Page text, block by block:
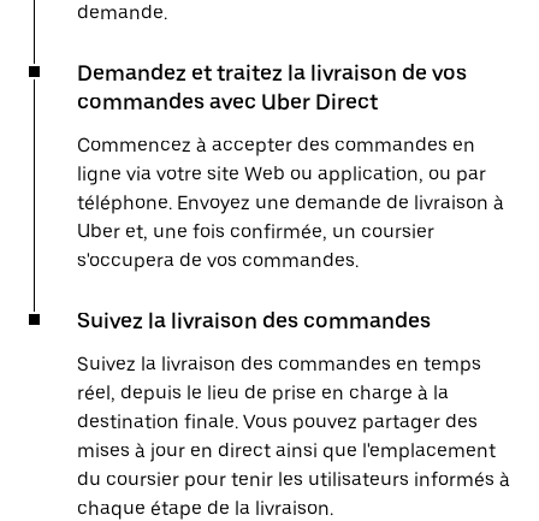
demande.
Demandez et traitez la livraison de vos
commandes avec Uber Direct
Commencez à accepter des commandes en
ligne via votre site Web ou application, ou par
téléphone. Envoyez une demande de livraison à
Uber et, une fois confirmée, un coursier
s'occupera de vos commandes.
Suivez la livraison des commandes
Suivez la livraison des commandes en temps
réel, depuis le lieu de prise en charge à la
destination finale. Vous pouvez partager des
mises à jour en direct ainsi que l'emplacement
du coursier pour tenir les utilisateurs informés à
chaque étape de la livraison.